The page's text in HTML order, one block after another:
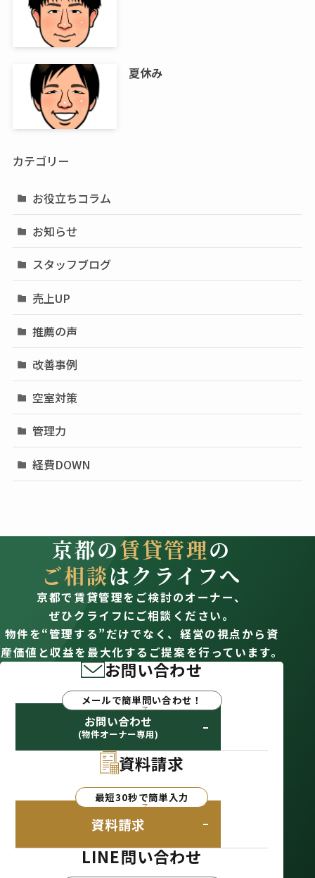
夏休み
カテゴリー
お役立ちコラム
お知らせ
スタッフブログ
売上UP
推薦の声
改善事例
空室対策
管理力
経費DOWN
京都の賃貸管理の
ご相談はクライフへ
京都で賃貸管理をご検討のオーナー、
ぜひクライフにご相談ください。
物件を“管理する”だけでなく、経営の視点から資
産価値と収益を最大化するご提案を行っています。
お問い合わせ
メールで簡単問い合わせ！
お問い合わせ
(物件オーナー専用)
資料請求
最短30秒で簡単入力
資料請求
LINE問い合わせ